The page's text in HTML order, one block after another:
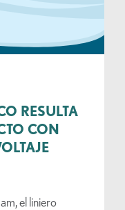
RESULTA
CON
el liniero